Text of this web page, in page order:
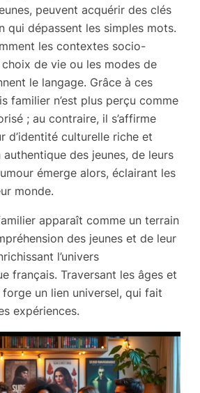
peuvent acquérir des clés
qui dépassent les simples mots.
les contextes socio-
de vie ou les modes de
le langage. Grâce à ces
familier n’est plus perçu comme
; au contraire, il s’affirme
d’identité culturelle riche et
des jeunes, de leurs
émerge alors, éclairant les
monde.
apparaît comme un terrain
des jeunes et de leur
l’univers
français. Traversant les âges et
un lien universel, qui fait
expériences.